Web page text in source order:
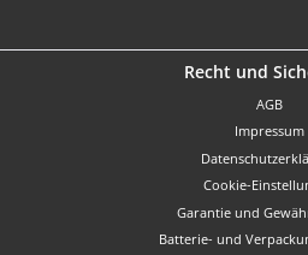
Recht und
AGB
Impressum
Cookie-
Garantie und
Batterie- und